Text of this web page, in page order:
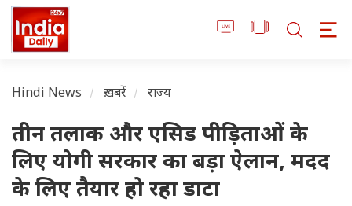
Hindi News ख़बरें राज्य
तीन तलाक और एसिड पीड़िताओं के
लिए योगी सरकार का बड़ा ऐलान, मदद
के लिए तैयार हो रहा डाटा